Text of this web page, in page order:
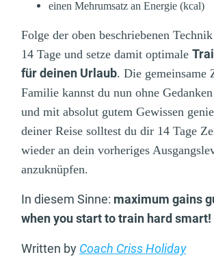
einen Mehrumsatz an Energie (kcal)
Folge der oben beschriebenen
14 Tage und setze damit optimale
für deinen Urlaub. Die gemeinsame
Familie kannst du nun ohne
und mit absolut gutem Gewissen
deiner Reise solltest du dir 14 Tage
wieder an dein vorheriges
anzuknüpfen.
In diesem Sinne: maximum gains
when you start to train hard smart!
Written by Coach Criss Holiday